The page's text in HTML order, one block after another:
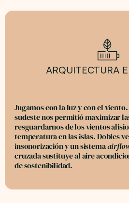
ARQUITECTURA
Jugamos con la luz y con el
sudeste nos permitió maximizar
resguardarnos de los vientos
temperatura en las islas. Dobles
insonorización y un sistema
cruzada sustituye al aire
de sostenibilidad.